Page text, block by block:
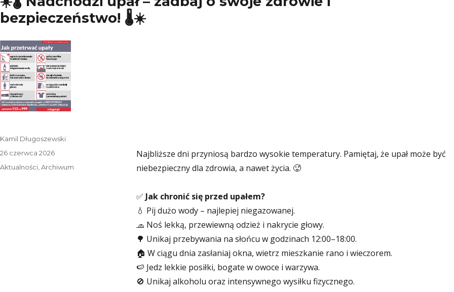
bezpieczeństwo! 🌡️☀️
Najbliższe dni przyniosą bardzo wysokie temperatury. Pamiętaj, że upał może być
niebezpieczny dla zdrowia, a nawet życia. 🥵
✅ Jak chronić się przed upałem?
💧 Pij dużo wody – najlepiej niegazowanej.
🧢 Noś lekką, przewiewną odzież i nakrycie głowy.
🌳 Unikaj przebywania na słońcu w godzinach 12:00–18:00.
🏠 W ciągu dnia zasłaniaj okna, wietrz mieszkanie rano i wieczorem.
🍉 Jedz lekkie posiłki, bogate w owoce i warzywa.
🚫 Unikaj alkoholu oraz intensywnego wysiłku fizycznego.
Autor
Kamil Długoszewski
Data
publikacji
26 czerwca 2026
Kategorie
Aktualności,Archiwum